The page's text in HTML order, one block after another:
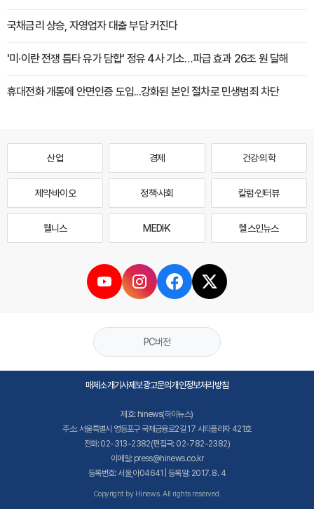
국채금리 상승, 자영업자 대출 부담 커진다
'미·이란 전쟁 틈타 유가 담합' 정유 4사 기소…파급 효과 26조 원 달해
휴대전화 개통에 안면인증 도입...강화된 본인 절차로 민생범죄 차단
산업 경제 건강·의학
제약·바이오 정책·사회 칼럼·인터뷰
웰니스 MEDI·K 헬스인뉴스
PC버전
매체소개기사제보광고문의개인정보처리방침
제호: hinews(하이뉴스)
주소: 서울특별시 영등포구 국제금융로2길 17 시티플라자 421호
전화: 02-313-2382(편집국: 02-782-2382)
이메일: press@hinews.co.kr
등록번호: 서울,아04641 | 등록일: 2017. 8. 4
Copyright by Hinews. All rights reserved.